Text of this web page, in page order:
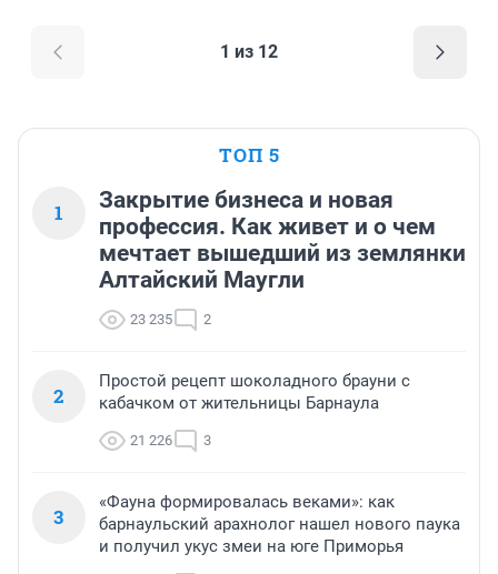
1 из 12
ТОП 5
1
Закрытие бизнеса и новая
профессия. Как живет и о чем
мечтает вышедший из землянки
Алтайский Маугли
23 235 2
2
Простой рецепт шоколадного брауни с
кабачком от жительницы Барнаула
21 226 3
3
«Фауна формировалась веками»: как
барнаульский арахнолог нашел нового паука
и получил укус змеи на юге Приморья